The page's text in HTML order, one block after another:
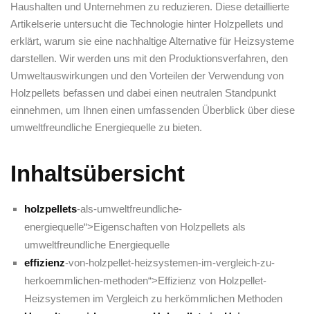
Haushalten und Unternehmen zu reduzieren. Diese detaillierte
Artikelserie ⁢untersucht‌ die Technologie⁤ hinter‍ Holzpellets und
erklärt, warum sie eine nachhaltige Alternative für⁢ Heizsysteme
darstellen. Wir werden uns ⁤mit den Produktionsverfahren, den
Umweltauswirkungen und den Vorteilen der Verwendung von‍
Holzpellets befassen und dabei einen ⁣neutralen ⁢Standpunkt
einnehmen, um Ihnen einen umfassenden Überblick über diese​
umweltfreundliche Energiequelle zu bieten.
Inhaltsübersicht
holzpellets-als-umweltfreundliche-
energiequelle“>Eigenschaften von Holzpellets als​
umweltfreundliche Energiequelle
effizienz-von-holzpellet-heizsystemen-im-vergleich-zu-
herkoemmlichen-methoden“>Effizienz⁤ von ​Holzpellet-
Heizsystemen ⁤im Vergleich zu herkömmlichen⁤ Methoden